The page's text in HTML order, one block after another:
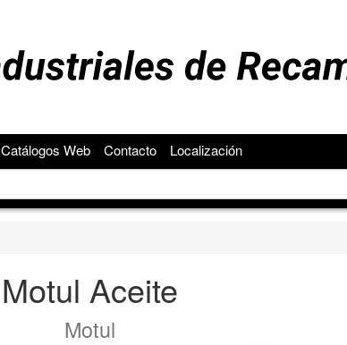
Catálogos Web Contacto Localización
Motul Aceite
Motul